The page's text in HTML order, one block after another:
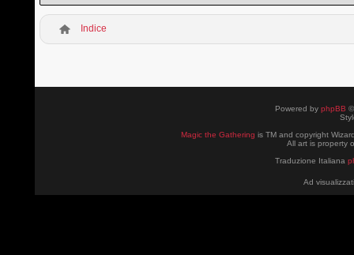
Indice
Powered by phpBB
Magic the Gathering is TM and copyright
All art is property
Traduzione Italiana
Ad